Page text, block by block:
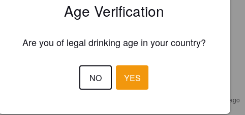
3 years ago
Age Verification
Are you of legal drinking age in your country?
NO YES